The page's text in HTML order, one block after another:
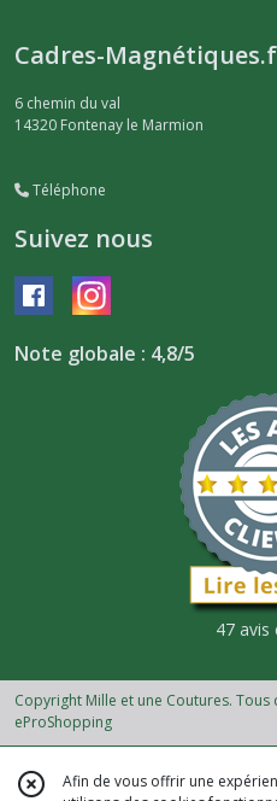
Cadres-
6 chemin du val
14320 Fontenay le Marmion
Téléphone
Suivez nous
Note globale : 4,8/5
47 avis
Copyright Mille et une Coutures.
eProShopping
Afin de vous offrir une